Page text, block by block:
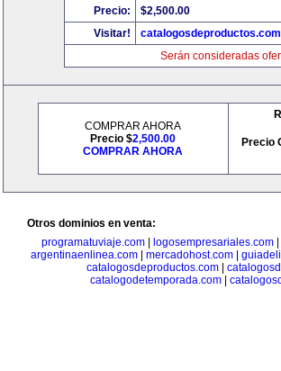
Precio:
$2,500.00
Visitar!
catalogosdeproductos.com
Serán consideradas
COMPRAR AHORA
Precio $2,500.00
COMPRAR AHORA
Precio
Otros dominios en venta:
programatuviaje.com| logosempresariales.com|
argentinaenlinea.com| mercadohost.com|
catalogosdeproductos.com
catalogodetemporada.com